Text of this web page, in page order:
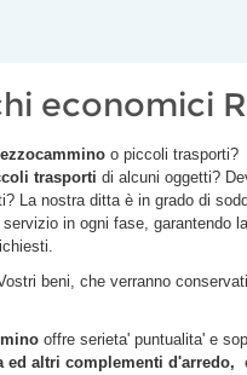
economici
o piccoli trasporti?
trasporti di alcuni oggetti?
La nostra ditta è in grado di
in ogni fase, garantendo
beni, che verranno
offre serieta' puntualita' e
altri complementi d'arredo,